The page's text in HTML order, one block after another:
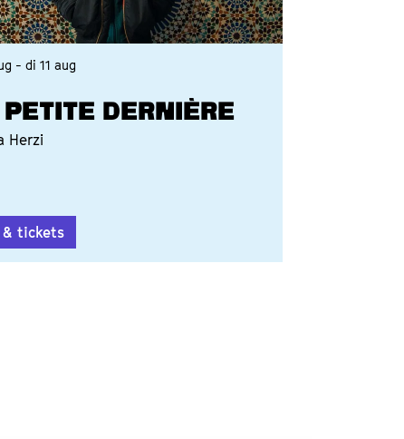
DERNIÈRE
Herzi
- di 11 aug
& tickets